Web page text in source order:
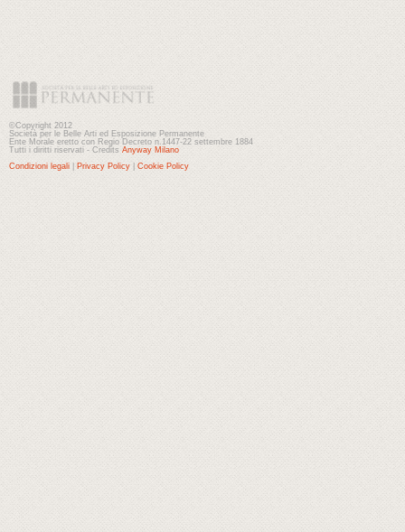
©Copyright 2012
Società per le Belle Arti ed Esposizione Permanente
Ente Morale eretto con Regio Decreto n.1447-22 settembre 1884
Tutti i diritti riservati - Credits Anyway Milano
Condizioni legali
Privacy Policy Cookie Policy